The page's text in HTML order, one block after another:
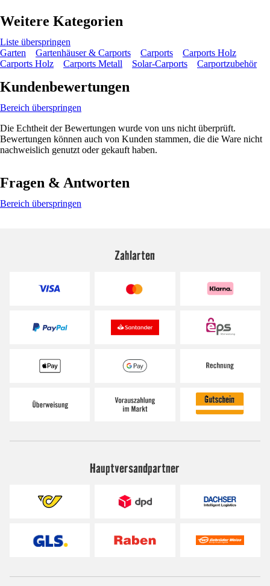
Weitere Kategorien
Liste überspringen
Garten
Gartenhäuser & Carports Carports
Carports Holz
Carports Holz
Carports Metall Solar-Carports Carportzubehör
Kundenbewertungen
Bereich überspringen
Die Echtheit der Bewertungen wurde von uns nicht überprüft.
Bewertungen können auch von Kunden stammen, die die Ware nicht
nachweislich genutzt oder gekauft haben.
Fragen & Antworten
Bereich überspringen
Zahlarten
Hauptversandpartner